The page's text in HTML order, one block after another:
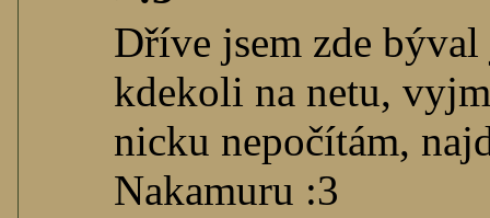
Dříve jsem zde
kdekoli na netu,
nicku nepočítám,
Nakamuru :3